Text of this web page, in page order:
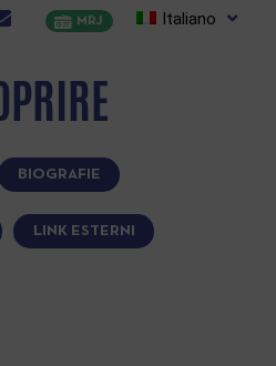
MRJ Italiano
BIOGRAFIE
LINK ESTERNI